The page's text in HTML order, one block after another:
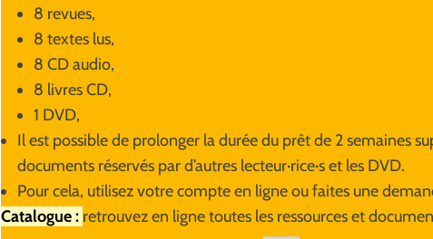
8 revues,
8 textes lus,
8 CD audio,
8 livres CD,
1 DVD,
Il est possible de prolonger la durée du prêt de 2 semaines
documents réservés par d’autres lecteur·rice·s et les DVD.
Pour cela, utilisez votre compte en ligne ou faites une
Catalogue : retrouvez en ligne toutes les ressources et